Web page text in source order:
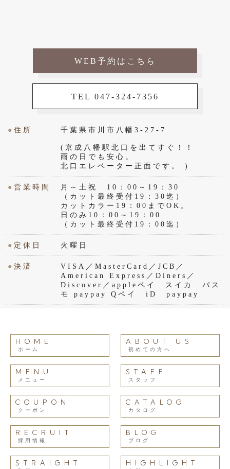
WEB予約はこちら
TEL 047-324-7356
●住所 千葉県市川市八幡3-27-7
(京成八幡駅北口を出てすぐ！！
雨の日でも安心。
北口エレベーター正面です。 )
●営業時間
月～土祝 10：00～19：30
（カット最終受付19：30迄）
カットカラー19：00までOK。
日のみ10：00～19：00
（カット最終受付19：00迄）
● 定休日 火曜日
●決済
VISA／MasterCard／JCB／
American Express／Diners／
Discover／appleペイ スイカ パス
モ paypay Qペイ iD paypay
HOME
ホーム
ABOUT US
初めての方へ
MENU
メニュー
STAFF
スタッフ
COUPON
クーポン
CATALOG
カタログ
RECRUIT
採用情報
BLOG
ブログ
STRAIGHT HIGHLIGHT